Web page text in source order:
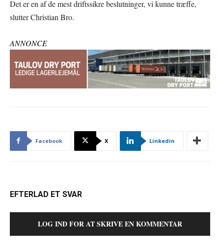
Det er en af de mest driftssikre beslutninger, vi kunne træffe,
slutter Christian Bro.
ANNONCE
Facebook X Linkedin
EFTERLAD ET SVAR
LOG IND FOR AT SKRIVE EN KOMMENTAR